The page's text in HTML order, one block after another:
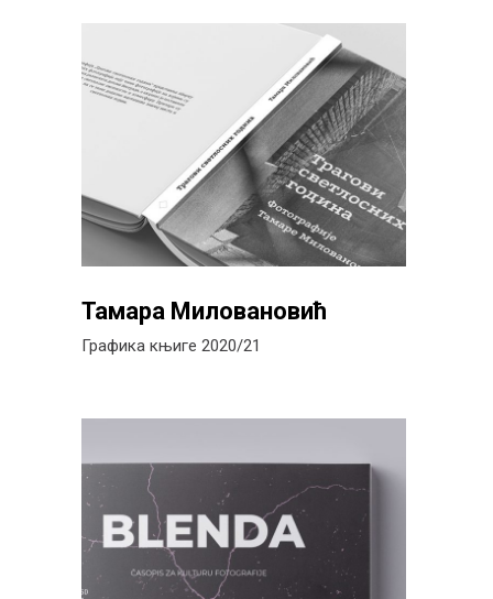
Тамара Миловановић
Графика књиге 2020/21